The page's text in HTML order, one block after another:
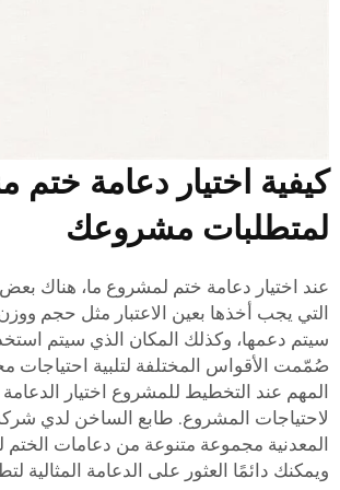
اختيار دعامة ختم
مشروعك
اختيار دعامة ختم لمشروع ما، هناك بعض
يجب أخذها بعين الاعتبار مثل حجم ووزن
دعمها، وكذلك المكان الذي سيتم
الأقواس المختلفة لتلبية احتياجات
عند التخطيط للمشروع اختيار الدعامة
المشروع.طابع الساخنلدي شركة
مجموعة متنوعة من دعامات الختم
دائمًا العثور على الدعامة المثالية